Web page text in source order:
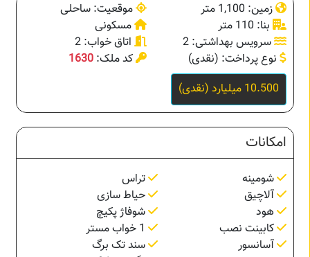
زمین: 1,100 متر
موقعیت: ساحلی
بنا: 110 متر
مسکونی
سرویس بهداشتی: 2
اتاق خواب: 2
نوع پرداخت: (نقدی)
کد ملک: 1630
10.500 میلیارد (نقدی)
امکانات
شومینه
تراس
آلاچیق
حیاط سازی
هود
شوفاژ پکیچ
کابینت نصب
آسانسور
سند تک برگ